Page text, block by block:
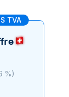
TVA
%)